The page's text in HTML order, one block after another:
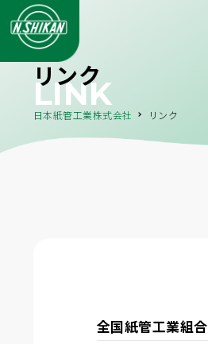
リンク
LINK
日本紙管工業株式会社 リンク
全国紙管工業組合